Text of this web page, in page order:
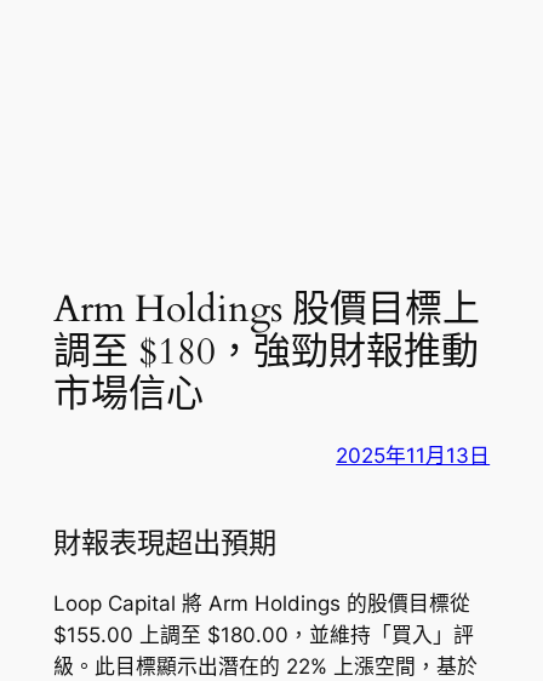
Arm Holdings 股價目標上
調至 $180，強勁財報推動
市場信心
2025年11月13日
財報表現超出預期
Loop Capital 將 Arm Holdings 的股價目標從
$155.00 上調至 $180.00，並維持「買入」評
級。此目標顯示出潛在的 22% 上漲空間，基於